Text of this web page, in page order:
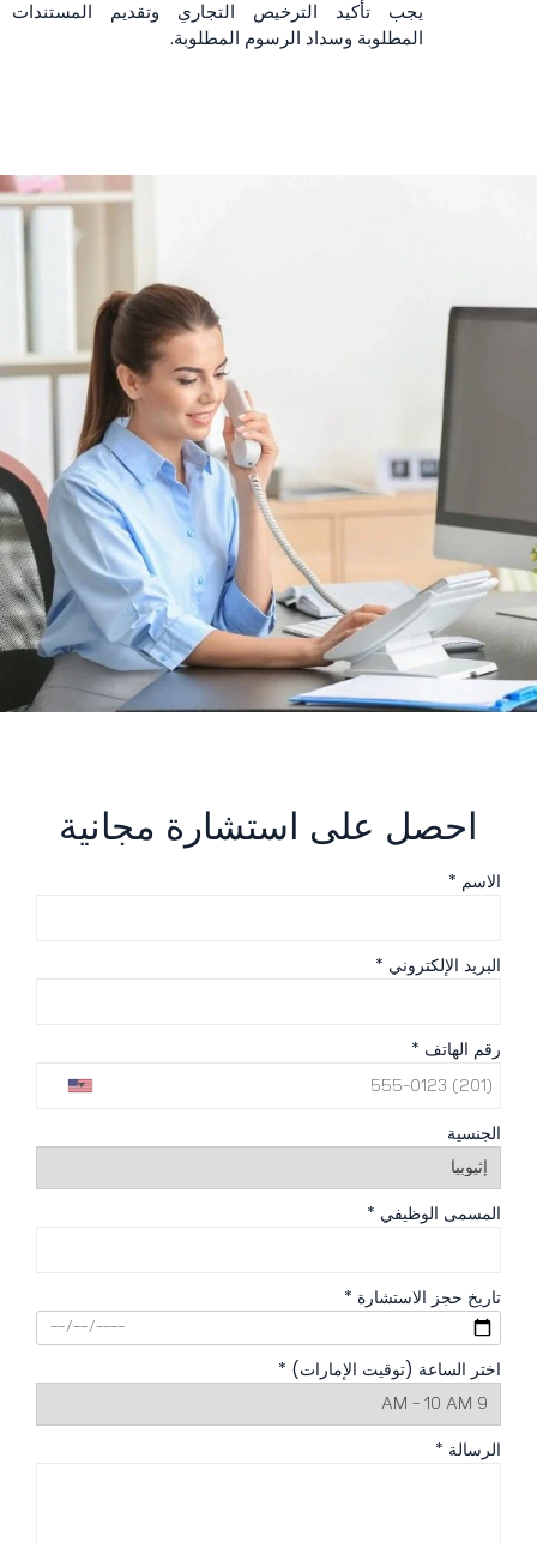
يجب تأكيد الترخيص التجاري وتقديم المستندات
المطلوبة وسداد الرسوم المطلوبة.
احصل على استشارة مجانية
الاسم *
البريد الإلكتروني *
رقم الهاتف *
الجنسية
المسمى الوظيفي *
تاريخ حجز الاستشارة *
اختر الساعة (توقيت الإمارات) *
الرسالة *